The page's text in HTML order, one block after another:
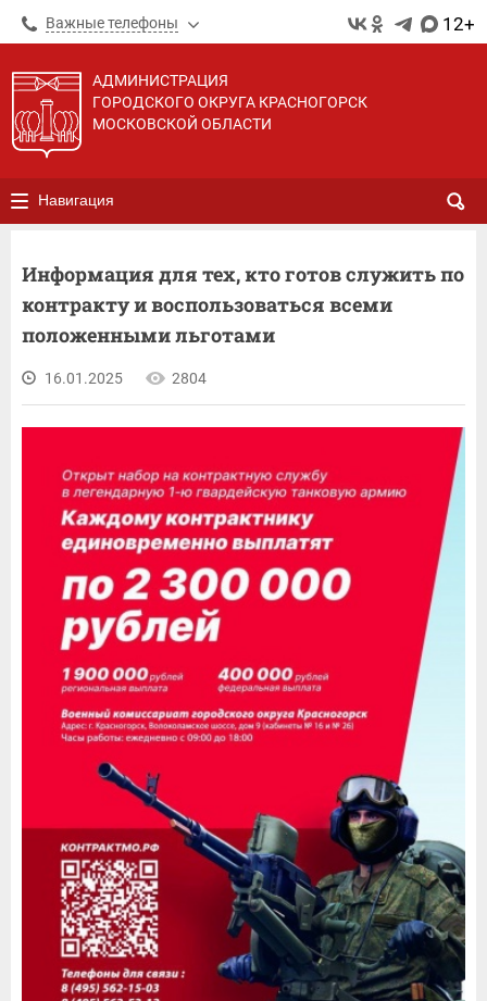
Важные телефоны 12+
АДМИНИСТРАЦИЯ
ГОРОДСКОГО ОКРУГА КРАСНОГОРСК
МОСКОВСКОЙ ОБЛАСТИ
Навигация
Информация для тех, кто готов служить по
контракту и воспользоваться всеми
положенными льготами
16.01.2025 2804